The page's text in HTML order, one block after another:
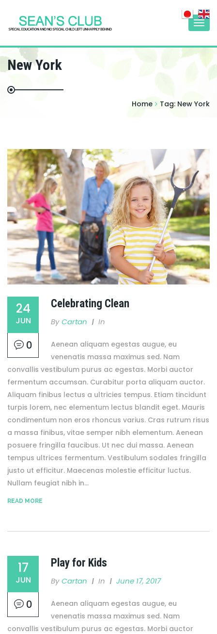
New York
Home Tag: New York
24
JUN
0
Celebrating Clean
By Cartan In
Aenean aliquam egestas augue, eu
venenatis massa maximus sed. Nam
convallis vestibulum purus ac egestas. Morbi auctor
fermentum accumsan. Curabitur porta aliquam auctor.
Aliquam finibus lectus a ultricies tempus. Etiam tincidunt
turpis lorem, nec elementum lectus blandit eget. Mauris
condimentum non eros rhoncus varius. Cras rutrum risus
a massa finibus, vitae semper nibh elementum. Aenean
posuere fringilla faucibus. Ut nec dui massa. Aenean
tempus ultrices fermentum. Vestibulum sodales fringilla
justo ut efficitur. Maecenas molestie efficitur luctus.
Nullam feugiat nibh in...
READ MORE
17
JUN
0
Play for Kids
By Cartan In June 17, 2017
Aenean aliquam egestas augue, eu
venenatis massa maximus sed. Nam
convallis vestibulum purus ac egestas. Morbi auctor